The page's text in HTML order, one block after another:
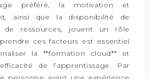
préféré, la motivation et
ainsi que la disponibilité de
ressources, jouent un rôle
ces facteurs est essentiel
la **formation cloud** et
de l’apprentissage. Par